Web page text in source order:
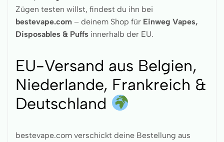
Zügen testen willst, findest du ihn bei
bestevape.com – deinem Shop für Einweg Vapes,
Disposables & Puffs innerhalb der EU.
EU-Versand aus Belgien,
Niederlande, Frankreich &
Deutschland
bestevape.com verschickt deine Bestellung aus